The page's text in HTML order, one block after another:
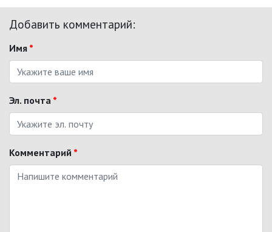
Добавить комментарий:
Имя *
Эл. почта *
Комментарий *